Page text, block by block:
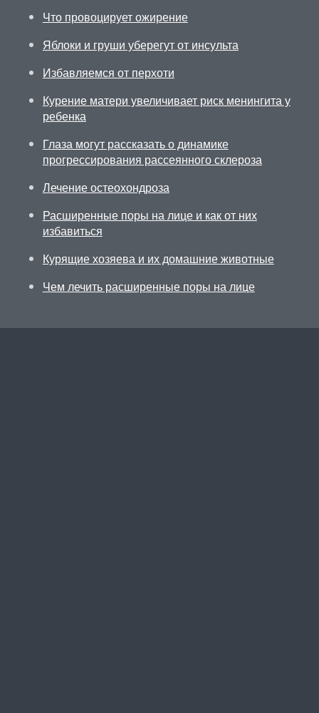
Что провоцирует ожирение
Яблоки и груши уберегут от инсульта
Избавляемся от перхоти
Курение матери увеличивает риск менингита у
ребенка
Глаза могут рассказать о динамике
прогрессирования рассеянного склероза
Лечение остеохондроза
Расширенные поры на лице и как от них
избавиться
Курящие хозяева и их домашние животные
Чем лечить расширенные поры на лице